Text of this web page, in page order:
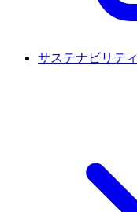
サステナビリティ